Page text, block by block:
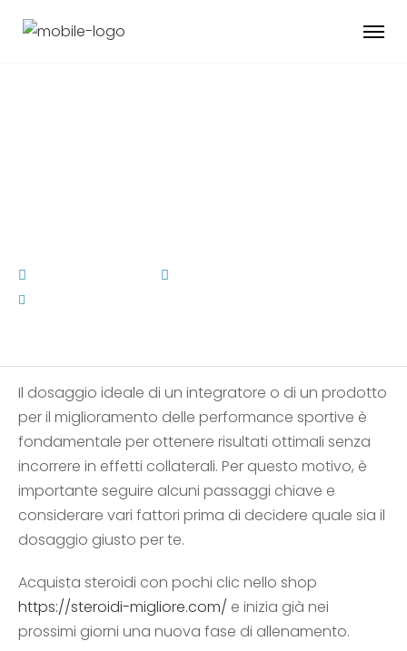
Il dosaggio ideale di un integratore o di un prodotto
per il miglioramento delle performance sportive è
fondamentale per ottenere risultati ottimali senza
incorrere in effetti collaterali. Per questo motivo, è
importante seguire alcuni passaggi chiave e
considerare vari fattori prima di decidere quale sia il
dosaggio giusto per te.
Acquista steroidi con pochi clic nello shop
https://steroidi-migliore.com/ e inizia già nei
prossimi giorni una nuova fase di allenamento.